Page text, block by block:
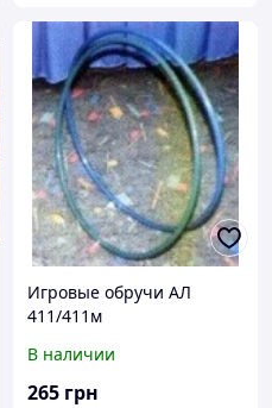
Игровые обручи АЛ
411/411м
В наличии
265 грн